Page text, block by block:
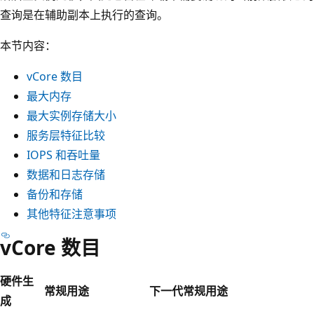
查询是在辅助副本上执行的查询。
本节内容：
vCore 数目
最大内存
最大实例存储大小
服务层特征比较
IOPS 和吞吐量
数据和日志存储
备份和存储
其他特征注意事项
vCore 数目
硬件生
成
常规用途
下一代常规用途